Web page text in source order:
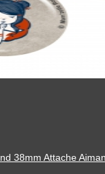
38mm Attache